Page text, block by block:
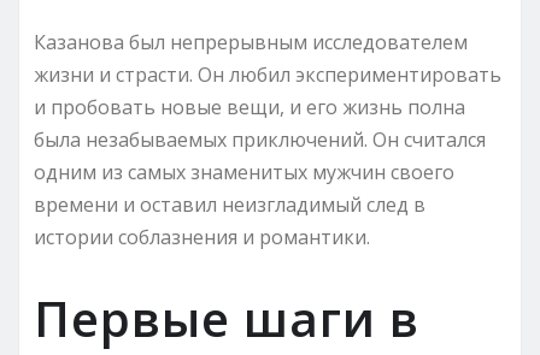
Казанова был непрерывным исследователем
жизни и страсти. Он любил экспериментировать
и пробовать новые вещи, и его жизнь полна
была незабываемых приключений. Он считался
одним из самых знаменитых мужчин своего
времени и оставил неизгладимый след в
истории соблазнения и романтики.
Первые шаги в